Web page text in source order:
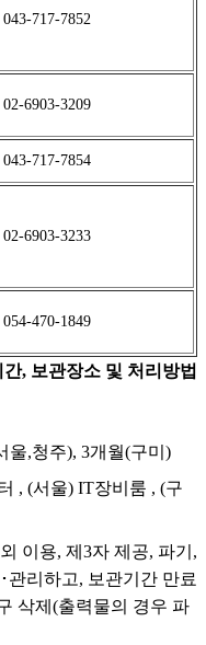
043-717-7852
02-6903-3209
043-717-7854
02-6903-3233
054-470-1849
, 보관장소 및 처리방법
울,청주), 3개월(구미)
, (서울) IT장비룸 , (구
이용, 제3자 제공, 파기,
관리하고, 보관기간 만료
삭제(출력물의 경우 파